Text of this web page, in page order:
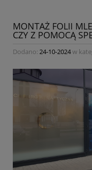
MONTAŻ FOLII
CZY Z POMOCĄ
Dodano: 24-10-2024w